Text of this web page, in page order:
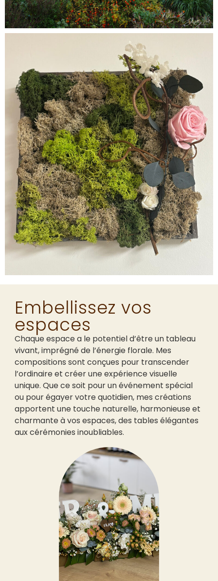
Embellissez vos
espaces
Chaque espace a le potentiel d’être un tableau
vivant, imprégné de l’énergie florale. Mes
compositions sont conçues pour transcender
l’ordinaire et créer une expérience visuelle
unique. Que ce soit pour un événement spécial
ou pour égayer votre quotidien, mes créations
apportent une touche naturelle, harmonieuse et
charmante à vos espaces, des tables élégantes
aux cérémonies inoubliables.